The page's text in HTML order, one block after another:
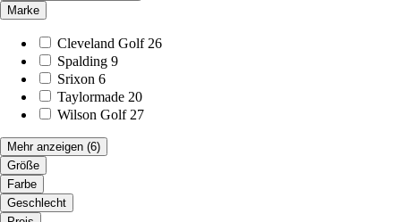
Marke
Cleveland Golf 26
Spalding 9
Srixon 6
Taylormade 20
Wilson Golf 27
Mehr anzeigen (6)
Größe
Farbe
Geschlecht